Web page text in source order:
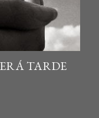
TARDE